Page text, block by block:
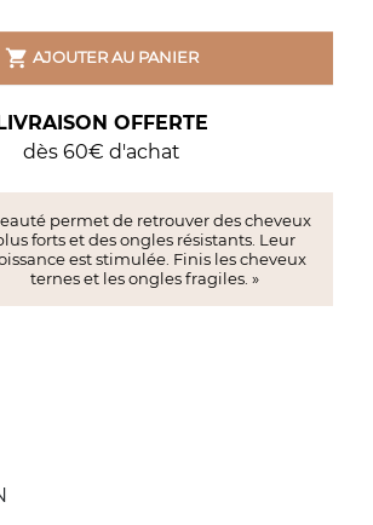
 AJOUTER AU PANIER
OFFERTE
dès 60€ d'achat
permet de retrouver des cheveux
forts et des ongles résistants. Leur
est stimulée. Finis les cheveux
ternes et les ongles fragiles. »